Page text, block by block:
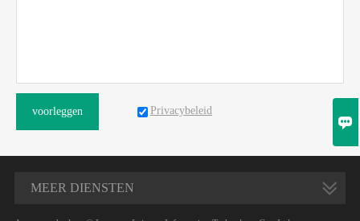
voorleggen Privacybeleid
MEER DIENSTEN
